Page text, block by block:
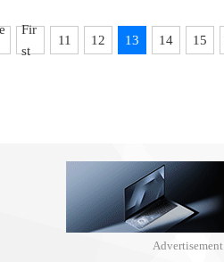
Fir
st
11 12 13 14 15
Advertisement